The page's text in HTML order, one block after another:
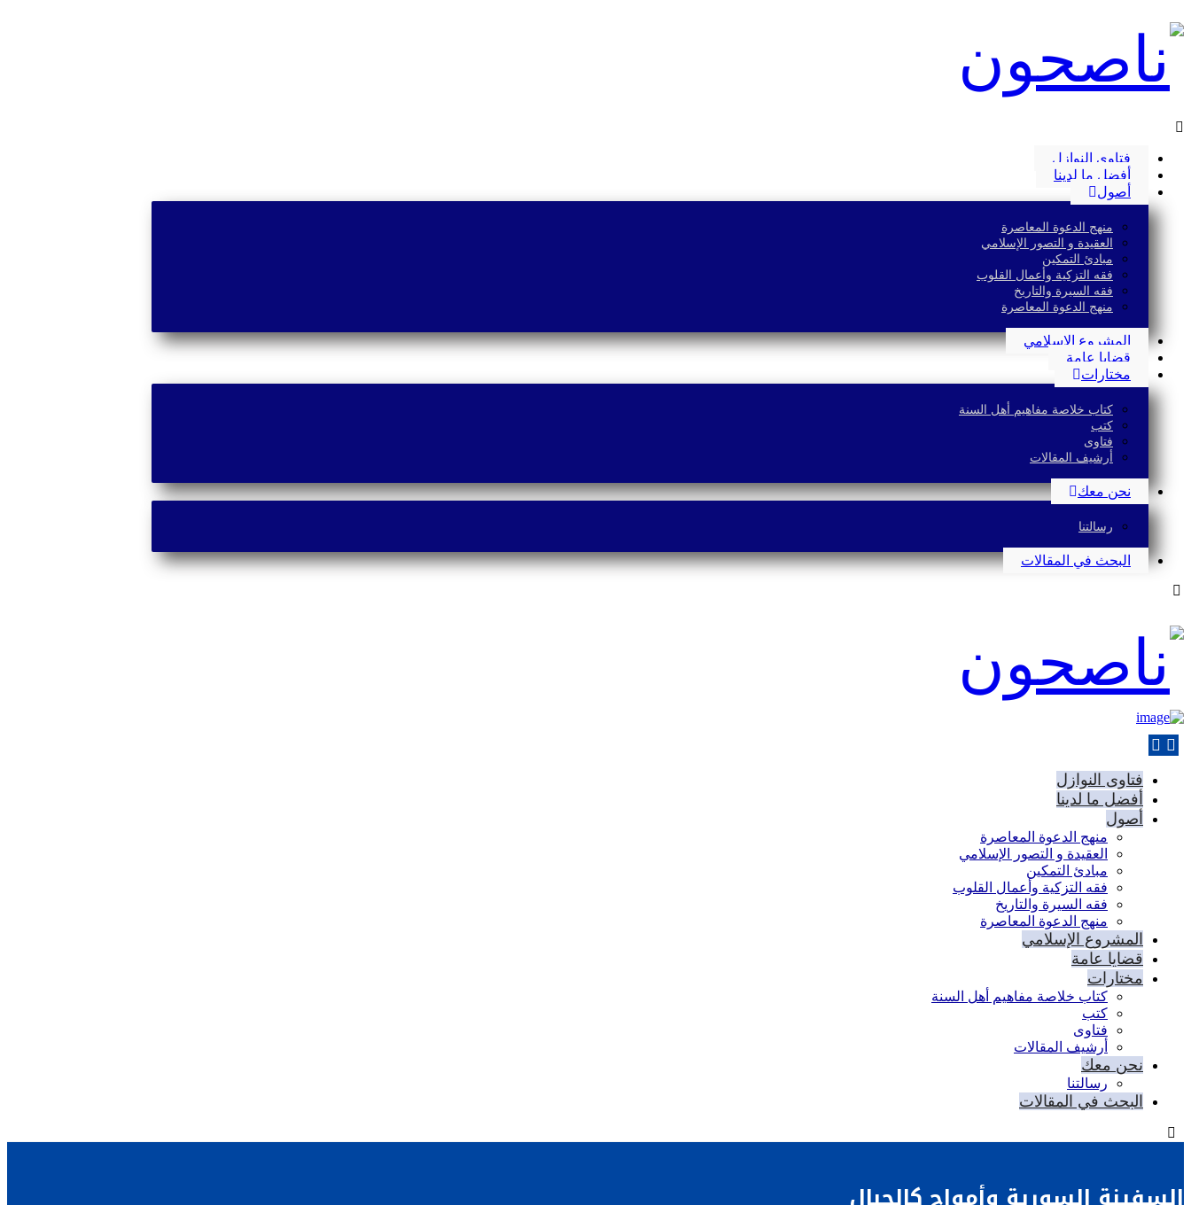
فتاوى النوازل
أفضل ما لدينا
أصول
منهج الدعوة المعاصرة
العقيدة و التصور الإسلامي
مبادئ التمكين
فقه التزكية وأعمال القلوب
فقه السيرة والتاريخ
منهج الدعوة المعاصرة
المشروع الإسلامي
قضايا عامة
مختارات
كتاب خلاصة مفاهيم أهل السنة
كتب
فتاوى
أرشيف المقالات
نحن معك
رسالتنا
البحث في المقالات
فتاوى النوازل
أفضل ما لدينا
أصول
منهج الدعوة المعاصرة
العقيدة و التصور الإسلامي
مبادئ التمكين
فقه التزكية وأعمال القلوب
فقه السيرة والتاريخ
منهج الدعوة المعاصرة
المشروع الإسلامي
قضايا عامة
مختارات
كتاب خلاصة مفاهيم أهل السنة
كتب
فتاوى
أرشيف المقالات
نحن معك
رسالتنا
البحث في المقالات